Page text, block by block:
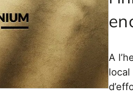
A
local